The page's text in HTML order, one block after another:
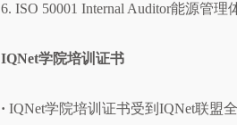
6. ISO 50001 Internal Auditor能源管理
IQNet学院培训证书
· IQNet学院培训证书受到IQNet联盟